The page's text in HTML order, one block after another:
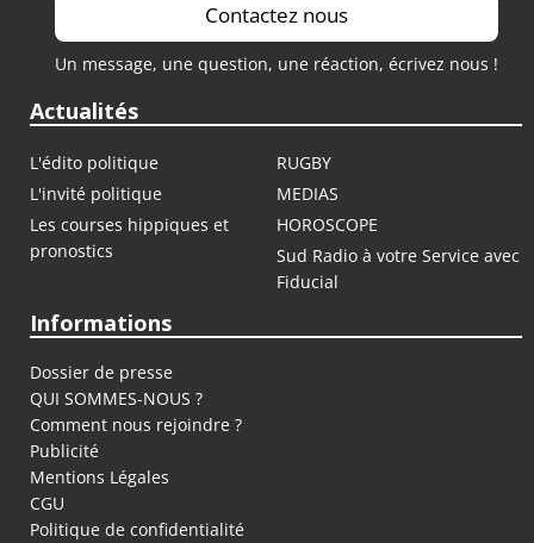
Contactez nous
Un message, une question, une réaction, écrivez nous !
Actualités
L'édito politique
RUGBY
L'invité politique
MEDIAS
Les courses hippiques et
pronostics
HOROSCOPE
Sud Radio à votre Service avec
Fiducial
Informations
Dossier de presse
QUI SOMMES-NOUS ?
Comment nous rejoindre ?
Publicité
Mentions Légales
CGU
Politique de confidentialité